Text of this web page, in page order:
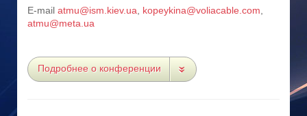
E-mail atmu@ism.kiev.ua kopeykina@voliacable.com
atmu@meta.ua
Подробнее о конференции